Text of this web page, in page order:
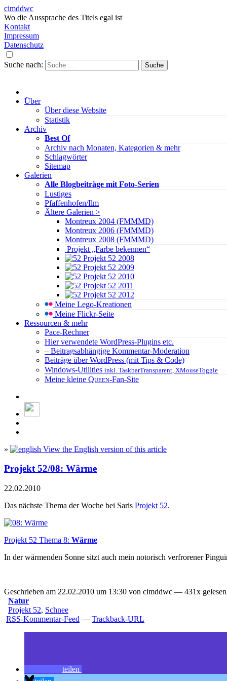
cimddwc
Wo die Aussprache des Titels egal ist
Kontakt
Impressum
Datenschutz
Suche nach:
Über
Über diese Website
Statistik
Archiv
Best Of
Archiv nach Monaten, Kategorien & mehr
Schlagwörter
Sitemap
Galerien
Alle Blogbeiträge mit Foto-Serien
Lustiges
Pfaffenhofen/Ilm
Ältere Galerien >
Montreux 2004 (FMMMD)
Montreux 2006 (FMMMD)
Montreux 2008 (FMMMD)
Projekt „Farbe bekennen“
Projekt 52 2008
Projekt 52 2009
Projekt 52 2010
Projekt 52 2011
Projekt 52 2012
Meine Lego-Kreationen
Meine Flickr-Seite
Ressourcen & mehr
Pace-Rechner
Hier verwendete WordPress-Plugins etc.
– Beitragsabhängige Kommentar-Moderation
Beiträge über WordPress (mit Tips & Code)
Windows-Utilities inkl. TaskbarTransparent, XMouseToggle
Meine kleine Queen-Fan-Site
» View the English version of this article
Projekt 52/08: Wärme
22.02.2010
Das nächste Thema der Woche bei Saris Projekt 52.
Projekt 52 Thema 8: Wärme
In der wärmenden Sonne sitzt auch mein notorisch verfrorener
Geschrieben am 22.02.2010 um 13:30 von cimddwc — 431x
Natur
Projekt 52, Schnee
RSS-Kommentar-Feed — Trackback-URL
teilen